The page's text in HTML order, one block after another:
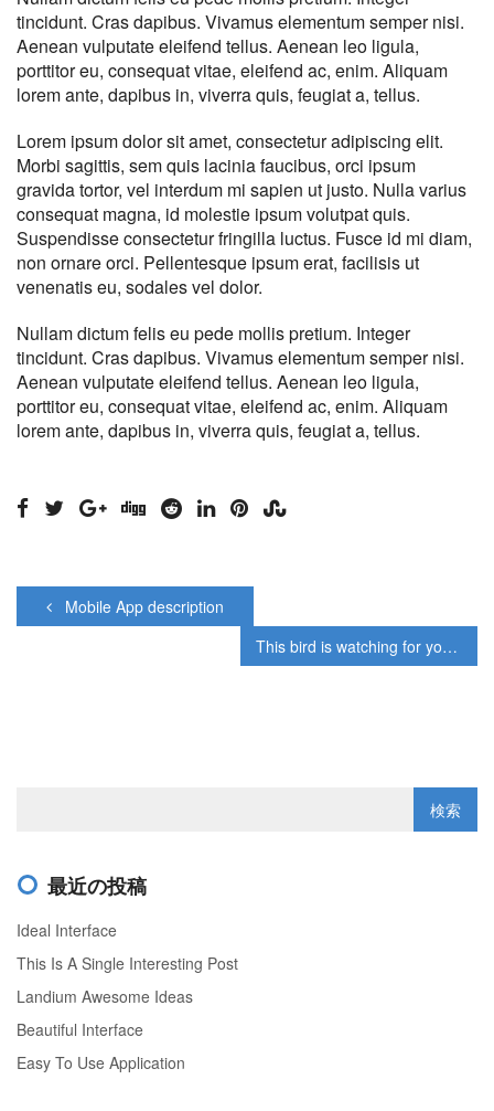
tincidunt. Cras dapibus. Vivamus elementum semper nisi.
Aenean vulputate eleifend tellus. Aenean leo ligula,
porttitor eu, consequat vitae, eleifend ac, enim. Aliquam
lorem ante, dapibus in, viverra quis, feugiat a, tellus.
Lorem ipsum dolor sit amet, consectetur adipiscing elit.
Morbi sagittis, sem quis lacinia faucibus, orci ipsum
gravida tortor, vel interdum mi sapien ut justo. Nulla varius
consequat magna, id molestie ipsum volutpat quis.
Suspendisse consectetur fringilla luctus. Fusce id mi diam,
non ornare orci. Pellentesque ipsum erat, facilisis ut
venenatis eu, sodales vel dolor.
Nullam dictum felis eu pede mollis pretium. Integer
tincidunt. Cras dapibus. Vivamus elementum semper nisi.
Aenean vulputate eleifend tellus. Aenean leo ligula,
porttitor eu, consequat vitae, eleifend ac, enim. Aliquam
lorem ante, dapibus in, viverra quis, feugiat a, tellus.
Mobile App description
This bird is watching for you!
最近の投稿
Ideal Interface
This Is A Single Interesting Post
Landium Awesome Ideas
Beautiful Interface
Easy To Use Application